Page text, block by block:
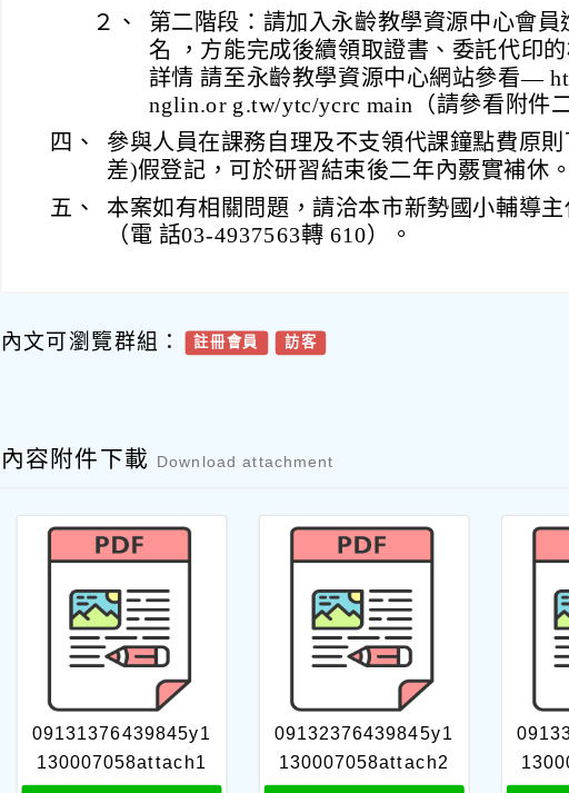
２、
第二階段：請加入永齡教學資源中心會員
名 ，方能完成後續領取證書、委託代印
詳情 請至永齡教學資源中心網站參看—
nglin.or g.tw/ytc/ycrc main（請參看附件
四、
參與人員在課務自理及不支領代課鐘點費原
差)假登記，可於研習結束後二年內覈實補休
五、
本案如有相關問題，請洽本市新勢國小輔導
（電 話03-4937563轉 610）。
內文可瀏覽群組： 註冊會員 訪客
內容附件下載 Download attachment
09131376439845y1
130007058attach1
09132376439845y1
130007058attach2